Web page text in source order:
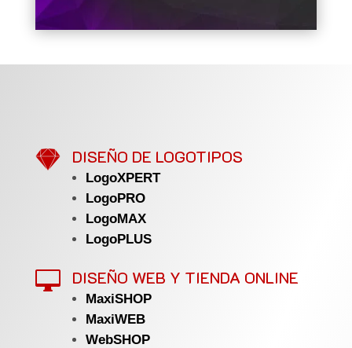
 DISEÑO DE LOGOTIPOS
LogoXPERT
LogoPRO
LogoMAX
LogoPLUS
 DISEÑO WEB Y TIENDA ONLINE
MaxiSHOP
MaxiWEB
WebSHOP